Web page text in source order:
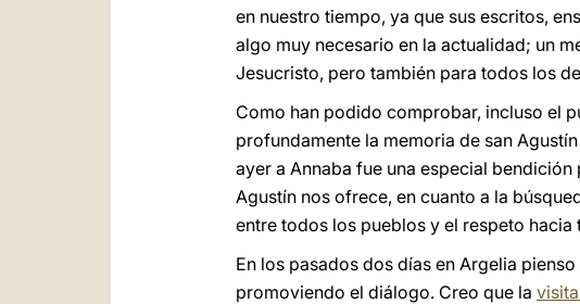
en nuestro tiempo, ya que sus escritos,
algo muy necesario en la actualidad; un
Jesucristo, pero también para todos los
Como han podido comprobar, incluso el
profundamente la memoria de san
ayer a Annaba fue una especial
Agustín nos ofrece, en cuanto a la
entre todos los pueblos y el respeto
En los pasados dos días en Argelia
promoviendo el diálogo. Creo que la